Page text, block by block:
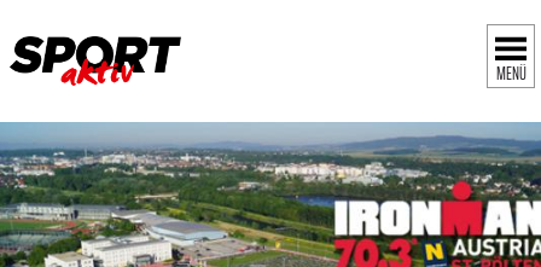
MENÜ